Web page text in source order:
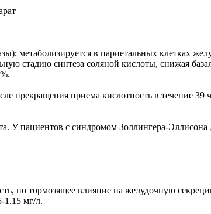
метаболизируется в париетальных клетках
стадию синтеза соляной кислоты, снижая
приема кислотность в течение 39 ч
У пациентов с синдромом Золлингера-Эллисона
но тормозящее влияние на желудочную
1.15 мг/л.